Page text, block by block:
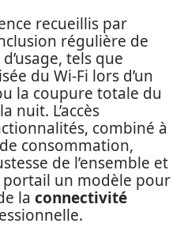
recueillis par
régulière de
tels que
du Wi-Fi lors d’un
la coupure totale du
nuit. L’accès
combiné à
consommation,
de l’ensemble et
un modèle pour
la connectivité